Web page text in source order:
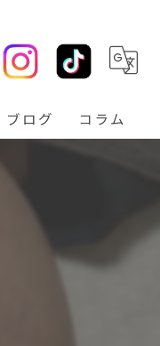
ブログ コラム